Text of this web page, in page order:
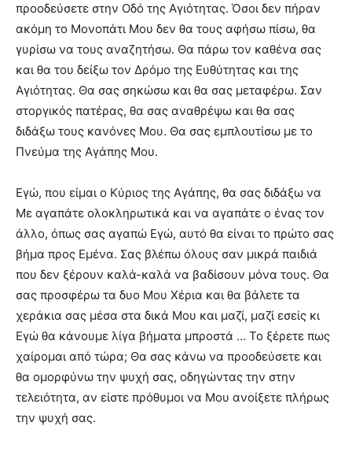
προοδεύσετε στην Οδό της Αγιότητας. Όσοι δεν πήραν
ακόμη το Μονοπάτι Μου δεν θα τους αφήσω πίσω, θα
γυρίσω να τους αναζητήσω. Θα πάρω τον καθένα σας
και θα του δείξω τον Δρόμο της Ευθύτητας και της
Αγιότητας. Θα σας σηκώσω και θα σας μεταφέρω. Σαν
στοργικός πατέρας, θα σας αναθρέψω και θα σας
διδάξω τους κανόνες Μου. Θα σας εμπλουτίσω με το
Πνεύμα της Αγάπης Μου.
Εγώ, που είμαι ο Κύριος της Αγάπης, θα σας διδάξω να
Με αγαπάτε ολοκληρωτικά και να αγαπάτε ο ένας τον
άλλο, όπως σας αγαπώ Εγώ, αυτό θα είναι το πρώτο σας
βήμα προς Εμένα. Σας βλέπω όλους σαν μικρά παιδιά
που δεν ξέρουν καλά-καλά να βαδίσουν μόνα τους. Θα
σας προσφέρω τα δυο Μου Χέρια και θα βάλετε τα
χεράκια σας μέσα στα δικά Μου και μαζί, μαζί εσείς κι
Εγώ θα κάνουμε λίγα βήματα μπροστά … Το ξέρετε πως
χαίρομαι από τώρα; Θα σας κάνω να προοδεύσετε και
θα ομορφύνω την ψυχή σας, οδηγώντας την στην
τελειότητα, αν είστε πρόθυμοι να Μου ανοίξετε πλήρως
την ψυχή σας.